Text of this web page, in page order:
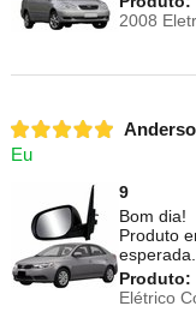
2008
Eu
9
Bom dia!
Produto
Produto:
Elétrico